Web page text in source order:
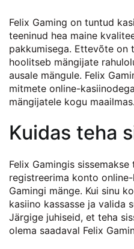
Felix Gaming on tuntud
teeninud hea maine
pakkumisega. Ettevõte on
hoolitseb mängijate
ausale mängule. Felix
mitmete online-
mängijatele kogu maailmas.
Kuidas teha
Felix Gamingis
registreerima konto
Gamingi mänge. Kui sinu
kasiino kassasse ja valida
Järgige juhiseid, et teha
olema saadaval Felix